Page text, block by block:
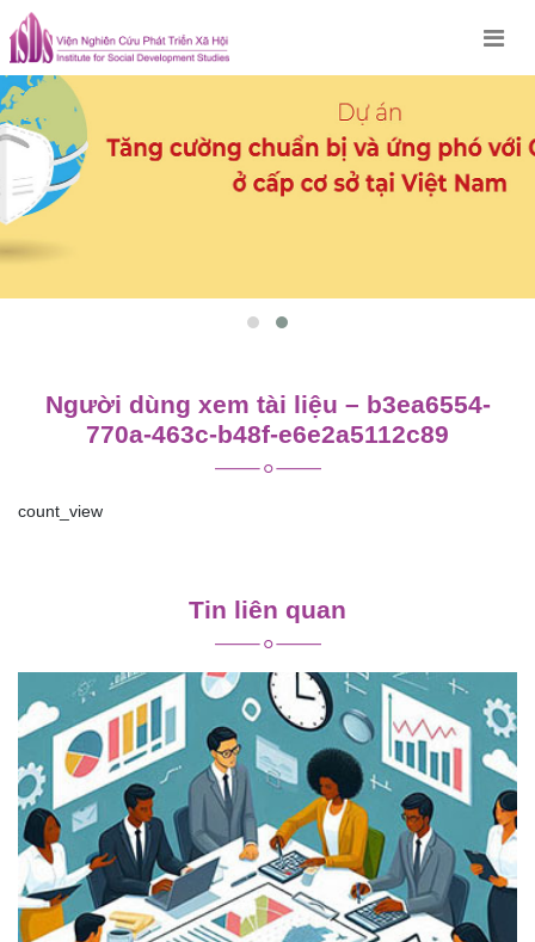
Skip
to
content
Người dùng xem tài liệu – b3ea6554-
770a-463c-b48f-e6e2a5112c89
count_view
viết
Tin liên quan